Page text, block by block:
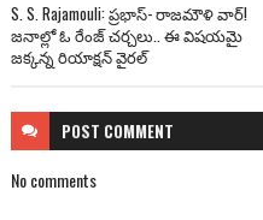
S. S. Rajamouli: ప్రభాస్‌- రాజమౌళి వార్!
జనాల్లో ఓ రేంజ్ చర్చలు.. ఈ విషయమై
జక్కన్న రియాక్షన్ వైరల్
POST COMMENT
No comments